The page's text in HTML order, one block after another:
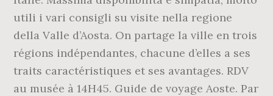
utili i vari consigli su visite nella regione
della Valle d’Aosta. On partage la ville en trois
régions indépendantes, chacune d’elles a ses
traits caractéristiques et ses avantages. RDV
au musée à 14H45. Guide de voyage Aoste. Par